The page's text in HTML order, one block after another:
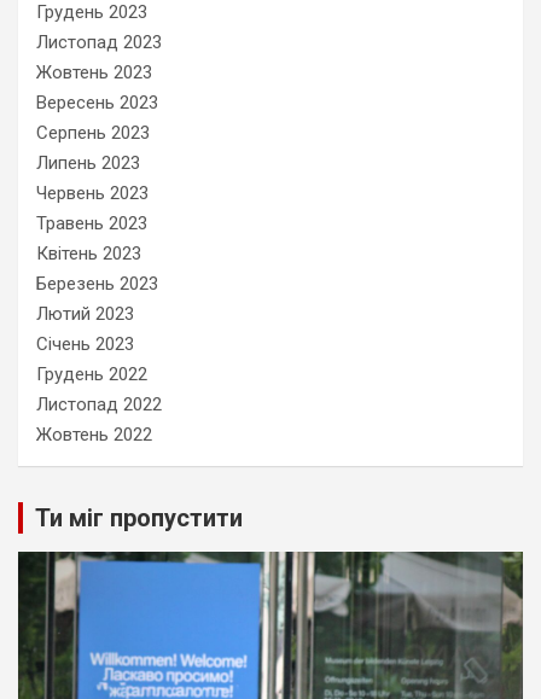
Грудень 2023
Листопад 2023
Жовтень 2023
Вересень 2023
Серпень 2023
Липень 2023
Червень 2023
Травень 2023
Квітень 2023
Березень 2023
Лютий 2023
Січень 2023
Грудень 2022
Листопад 2022
Жовтень 2022
Ти міг пропустити